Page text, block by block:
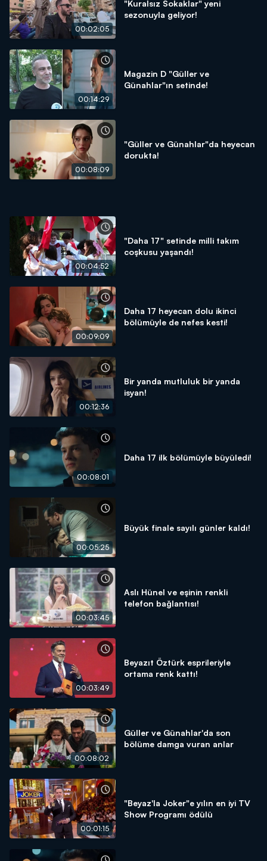
00:02:05
"Kuralsız Sokaklar" yeni
sezonuyla geliyor!
00:14:29
Magazin D "Güller ve
Günahlar"ın setinde!
00:08:09
"Güller ve Günahlar"da heyecan
dorukta!
00:04:52
"Daha 17" setinde milli takım
coşkusu yaşandı!
00:09:09
Daha 17 heyecan dolu ikinci
bölümüyle de nefes kesti!
00:12:36
Bir yanda mutluluk bir yanda
isyan!
00:08:01
Daha 17 ilk bölümüyle büyüledi!
00:05:25
Büyük finale sayılı günler kaldı!
00:03:45
Aslı Hünel ve eşinin renkli
telefon bağlantısı!
00:03:49
Beyazıt Öztürk esprileriyle
ortama renk kattı!
00:08:02
Güller ve Günahlar'da son
bölüme damga vuran anlar
00:01:15
"Beyaz'la Joker"e yılın en iyi TV
Show Programı ödülü